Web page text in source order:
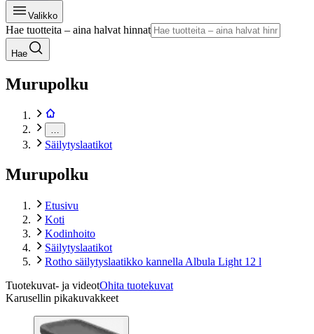
Valikko
Hae tuotteita – aina halvat hinnat
Hae
Murupolku
Säilytyslaatikot
Murupolku
Etusivu
Koti
Kodinhoito
Säilytyslaatikot
Rotho säilytyslaatikko kannella Albula Light 12 l
Tuotekuvat- ja videotOhita tuotekuvat
Karusellin pikakuvakkeet